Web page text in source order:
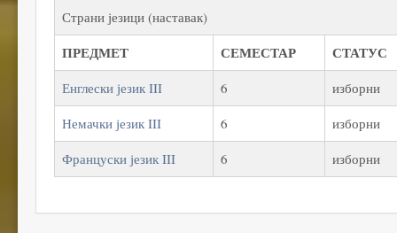
Страни језици (наставак)
ПРЕДМЕТ СЕМЕСТАР СТАТУС
Енглески језик III 6
изборни
Немачки језик III
6
изборни
Француски језик III
6 изборни